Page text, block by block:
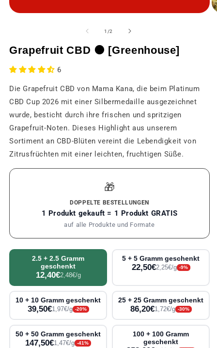
modalen
Fenster
1 /von
2
Grapefruit CBD 🟠 [Greenhouse]
6
Die Grapefruit CBD von Mama Kana, die beim Platinum
CBD Cup 2026 mit einer Silbermedaille ausgezeichnet
wurde, besticht durch ihre frischen und spritzigen
Grapefruit-Noten. Dieses Highlight aus unserem
Sortiment an CBD-Blüten vereint die Lebendigkeit von
Zitrusfrüchten mit einer leichten, fruchtigen Süße.
🎁
DOPPELTE BESTELLUNGEN
1 Produkt gekauft = 1 Produkt GRATIS
auf alle Produkte und Formate
2.5 + 2.5 Gramm
geschenkt
12,40€2,48€/g
5 + 5 Gramm geschenkt
22,50€2,25€/g -9%
10 + 10 Gramm geschenkt
39,50€1,97€/g -20%
25 + 25 Gramm geschenkt
86,20€1,72€/g -30%
50 + 50 Gramm geschenkt
147,50€1,47€/g -41%
100 + 100 Gramm
geschenkt